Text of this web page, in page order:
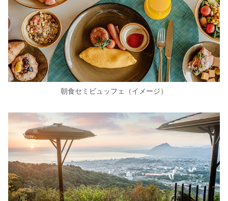
朝食セミビュッフェ（イメージ）